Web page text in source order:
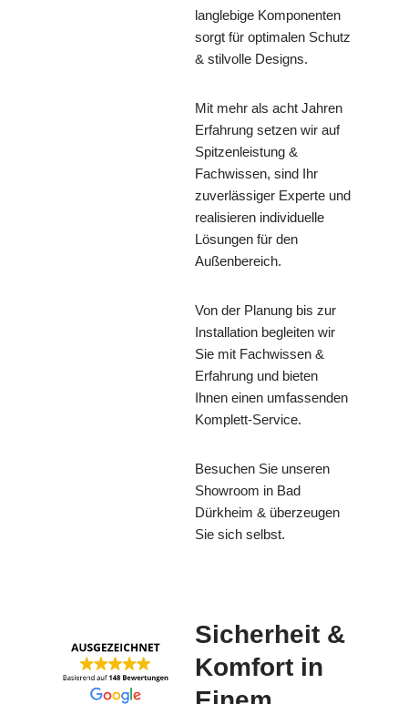
langlebige Komponenten
sorgt für optimalen Schutz
& stilvolle Designs.
Mit mehr als acht Jahren
Erfahrung setzen wir auf
Spitzenleistung &
Fachwissen, sind Ihr
zuverlässiger Experte und
realisieren individuelle
Lösungen für den
Außenbereich.
Von der Planung bis zur
Installation begleiten wir
Sie mit Fachwissen &
Erfahrung und bieten
Ihnen einen umfassenden
Komplett-Service.
Besuchen Sie unseren
Showroom in Bad
Dürkheim & überzeugen
Sie sich selbst.
Sicherheit &
Komfort in